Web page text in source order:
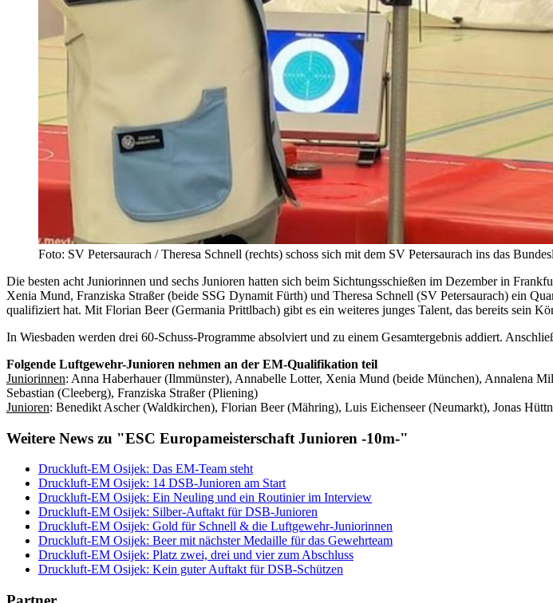
Foto: SV Petersaurach / Theresa Schnell (rechts) schoss sich mit dem SV Petersaurach ins das
Die besten acht Juniorinnen und sechs Junioren hatten sich beim Sichtungsschießen im Dezember in
Xenia Mund, Franziska Straßer (beide SSG Dynamit Fürth) und Theresa Schnell (SV Petersaurach) ein
qualifiziert hat. Mit Florian Beer (Germania Prittlbach) gibt es ein weiteres junges Talent, das bereits sein
In Wiesbaden werden drei 60-Schuss-Programme absolviert und zu einem Gesamtergebnis addiert.
Folgende Luftgewehr-Junioren nehmen an der EM-Qualifikation teil
Juniorinnen: Anna Haberhauer (Ilmmünster), Annabelle Lotter, Xenia Mund (beide München), Annalena
Sebastian (Cleeberg), Franziska Straßer (Pliening)
Junioren: Benedikt Ascher (Waldkirchen), Florian Beer (Mähring), Luis Eichenseer (Neumarkt), Jonas
Weitere News zu "ESC Europameisterschaft Junioren -10m-"
Druckluft-EM Osijek: Das EM-Team steht
Druckluft-EM Osijek: 14 DSB-Junioren am Start
Druckluft-EM Osijek: Ein Neuling und ein Routinier im Interview
Druckluft-EM Osijek: Silber-Auftakt für DSB-Junioren
Druckluft-EM Osijek: Gold für Schnell & die Luftgewehr-Juniorinnen
Druckluft-EM Osijek: Beer mit nächster Medaille für das Gewehrteam
Druckluft-EM Osijek: Platz zwei, drei und vier zum Abschluss
Druckluft-EM Osijek: Kein guter Auftakt für DSB-Schützen